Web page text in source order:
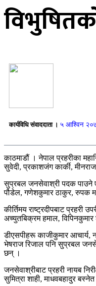
कार्यविधि संवाददाता । ५ आश्विन
काठमाडौं । नेपाल प्रहरीका
सुवेदी, प्रकाशजंग कार्की,
सुप्रबल जनसेवाश्री पदक पाउने
पौडेल, गणेशकुमार ठाकुर, रुपक
कीर्तिमय राष्ट्रदीपबाट प्रहरी
अच्युतबिक्रम हमाल,
डीएसपीहरू काजीकुमार आचार्य,
भेषराज रिजाल पनि सुप्रबल
छन् ।
जनसेवाश्रीबाट प्रहरी नायब
सुमित्रा शाही, माधवबहादुर